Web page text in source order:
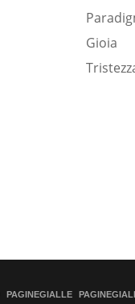
Gioia
PAGINEGIALLE